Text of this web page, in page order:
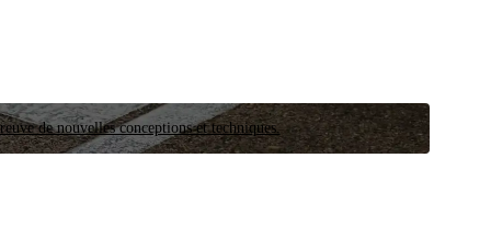
de nouvelles conceptions et techniques.